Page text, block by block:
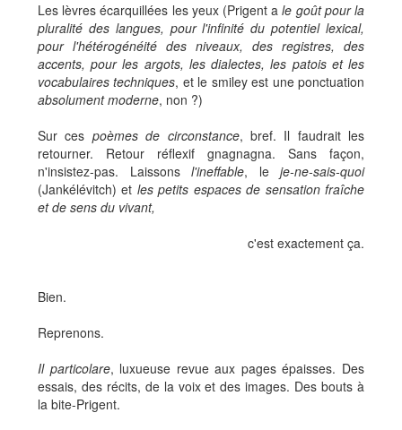
Les lèvres écarquillées les yeux (Prigent ale goût pour la
pluralité des langues, pour l'infinité du potentiel lexical,
pour l'hétérogénéité des niveaux, des registres, des
accents, pour les argots, les dialectes, les patois et les
vocabulaires techniques, et le smiley est une ponctuation
absolument moderne, non ?)
Sur ces poèmes de circonstance, bref. Il faudrait les
retourner. Retour réflexif gnagnagna. Sans façon,
n'insistez-pas. Laissons l'ineffable, le je-ne-sais-quoi
(Jankélévitch) et les petits espaces de sensation fraîche
et de sens du vivant,
c'est exactement ça.
Bien.
Reprenons.
Il particolare, luxueuse revue aux pages épaisses. Des
essais, des récits, de la voix et des images. Des bouts à
la bite-Prigent.